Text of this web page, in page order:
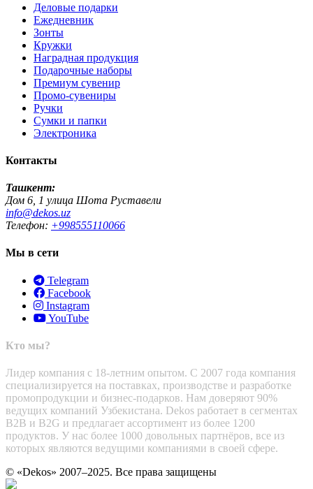
Деловые подарки
Ежедневник
Зонты
Кружки
Наградная продукция
Подарочные наборы
Премиум сувенир
Промо-сувениры
Ручки
Сумки и папки
Электроника
Контакты
Ташкент:
Дом 6, 1 улица Шота Руставели
info@dekos.uz
Телефон: +998555110066
Мы в сети
Telegram
Facebook
Instagram
YouTube
Кто мы?
Лидер компания с 18-летним опытом. С 2007 года компания
специализируется на поставках, производстве и разработке
промопродукции и бизнес-подарков. Нам доверяют 90%
ведущих компаний Узбекистана. Dekos работает в сегментах
B2B и B2G и предлагает ассортимент из более 1200
продуктов. У нас более 1000 довольных партнёров, все из
которых являются ведущими компаниями в своей сфере.
© «Dekos» 2007–2025. Все права защищены